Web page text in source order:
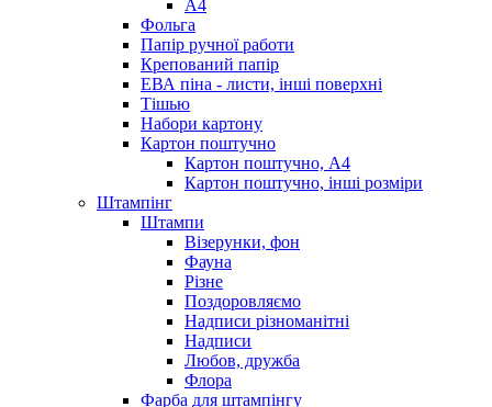
А4
Фольга
Папір ручної работи
Крепований папір
ЕВА піна - листи, інші поверхні
Тішью
Набори картону
Картон поштучно
Картон поштучно, А4
Картон поштучно, інші розміри
Штампінг
Штампи
Візерунки, фон
Фауна
Різне
Поздоровляємо
Надписи різноманітні
Надписи
Любов, дружба
Флора
Фарба для штампінгу